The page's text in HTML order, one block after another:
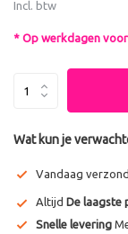
Incl. btw
* Op werkdagen
Wat kun je
Vandaag
Altijd De laagste
Snelle levering